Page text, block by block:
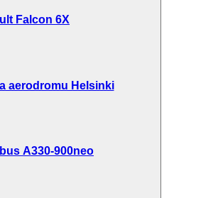
Falcon 6X
aerodromu Helsinki
A330-900neo